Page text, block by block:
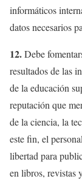
informáticos
datos necesarios
12.Debe
resultados de las
de la educación
reputación que
de la ciencia, la
este fin, el
libertad para
en libros, revistas